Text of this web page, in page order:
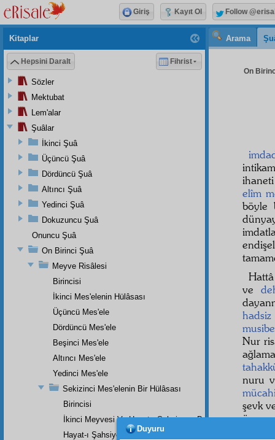
Arama
On
elîm
böyle
ve
hadsiz
Nur
nuru
şevk
Kitaplar
Hepsini Daralt Fihrist
Sözler
Mektubat
Lem'alar
Şuâlar
İkinci Şuâ
Üçüncü Şuâ
Dördüncü Şuâ
Altıncı Şuâ
Yedinci Şuâ
Dokuzuncu Şuâ
Onuncu Şuâ
On Birinci Şuâ
Meyve Risâlesi
Birincisi
İkinci Mes'elenin Hülâsası
Üçüncü Mes'ele
Dördüncü Mes'ele
Beşinci Mes'ele
Altıncı Mes'ele
Yedinci Mes'ele
Sekizinci Mes'elenin Bir Hülâsası
Birincisi
İkinci Meyvesi Ve Hayat-ı Şahsiyeye Bakan Bir Faydası
Hayat-ı Şahsiyeye Ait Üçüncü Bir Faydası
Giriş Kayıt Ol Follow
Duyuru